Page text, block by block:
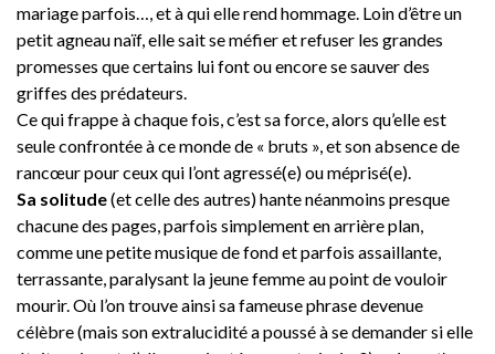
mariage parfois…, et à qui elle rend hommage. Loin d’être un
petit agneau naïf, elle sait se méfier et refuser les grandes
promesses que certains lui font ou encore se sauver des
griffes des prédateurs.
Ce qui frappe à chaque fois, c’est sa force, alors qu’elle est
seule confrontée à ce monde de « bruts », et son absence de
rancœur pour ceux qui l’ont agressé(e) ou méprisé(e).
Sa solitude(et celle des autres) hante néanmoins presque
chacune des pages, parfois simplement en arrière plan,
comme une petite musique de fond et parfois assaillante,
terrassante, paralysant la jeune femme au point de vouloir
mourir. Où l’on trouve ainsi sa fameuse phrase devenue
célèbre (mais son extralucidité a poussé à se demander si elle